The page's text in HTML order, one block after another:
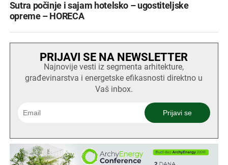
Sutra počinje i sajam hotelsko – ugostiteljske
opreme – HORECA
PRIJAVI SE NA NEWSLETTER
Najnovije vesti iz segmenta arhitekture,
građevinarstva i energetske efikasnosti direktno u
Vaš inbox.